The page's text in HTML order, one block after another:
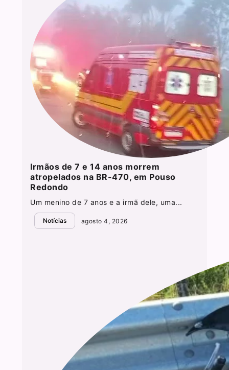
Irmãos de 7 e 14 anos morrem
atropelados na BR-470, em Pouso
Redondo
Um menino de 7 anos e a irmã dele, uma...
Notícias agosto 4, 2026